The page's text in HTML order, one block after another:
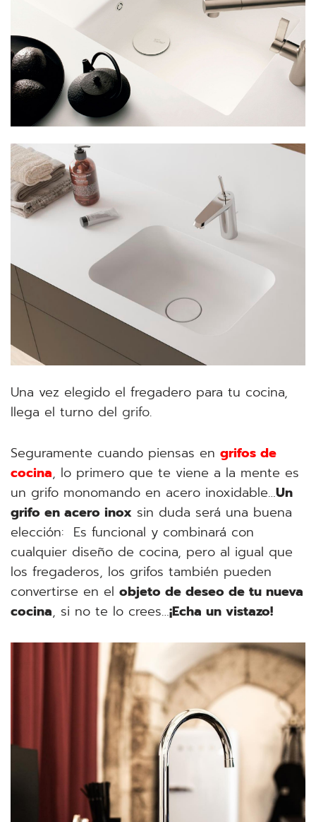
Una vez elegido el fregadero para tu cocina,
llega el turno del grifo.
Seguramente cuando piensas en grifos de
cocina, lo primero que te viene a la mente es
un grifo monomando en acero inoxidable…Un
grifo en acero inox sin duda será una buena
elección: Es funcional y combinará con
cualquier diseño de cocina, pero al igual que
los fregaderos, los grifos también pueden
convertirse en el objeto de deseo de tu nueva
cocina, si no te lo crees…¡Echa un vistazo!